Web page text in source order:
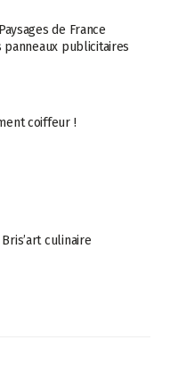
de France
publicitaires
coiffeur !
culinaire